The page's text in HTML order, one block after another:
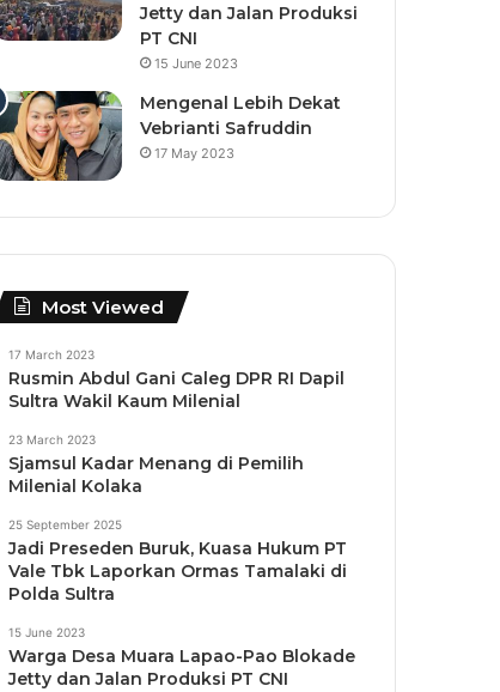
Jetty dan Jalan Produksi
PT CNI
15 June 2023
Mengenal Lebih Dekat
Vebrianti Safruddin
17 May 2023
Most Viewed
17 March 2023
Rusmin Abdul Gani Caleg DPR RI Dapil
Sultra Wakil Kaum Milenial
23 March 2023
Sjamsul Kadar Menang di Pemilih
Milenial Kolaka
25 September 2025
Jadi Preseden Buruk, Kuasa Hukum PT
Vale Tbk Laporkan Ormas Tamalaki di
Polda Sultra
15 June 2023
Warga Desa Muara Lapao-Pao Blokade
Jetty dan Jalan Produksi PT CNI